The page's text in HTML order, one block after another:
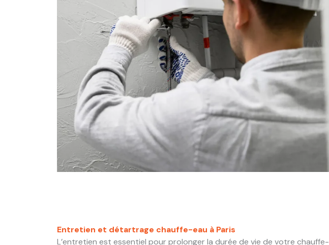
Entretien et détartrage chauffe-eau à Paris
L’entretien est essentiel pour prolonger la durée de vie de votre chauffe-